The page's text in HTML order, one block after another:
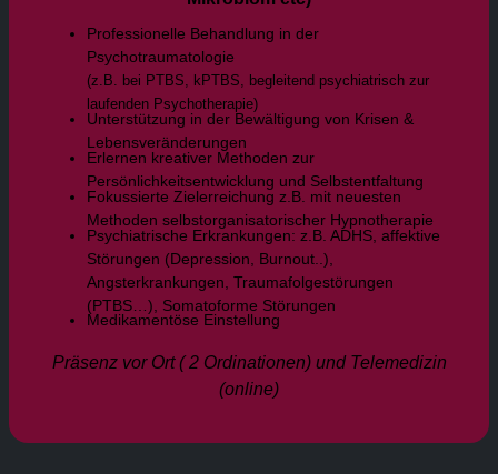
Professionelle Behandlung in der
Psychotraumatologie
(z.B. bei PTBS, kPTBS, begleitend psychiatrisch zur
laufenden Psychotherapie)
Unterstützung in der Bewältigung von Krisen &
Lebensveränderungen
Erlernen kreativer Methoden zur
Persönlichkeitsentwicklung und Selbstentfaltung
Fokussierte Zielerreichung z.B. mit neuesten
Methoden selbstorganisatorischer Hypnotherapie
Psychiatrische Erkrankungen: z.B. ADHS, affektive
Störungen (Depression, Burnout..),
Angsterkrankungen, Traumafolgestörungen
(PTBS…), Somatoforme Störungen
Medikamentöse Einstellung
Präsenz vor Ort ( 2 Ordinationen) und Telemedizin
(online)